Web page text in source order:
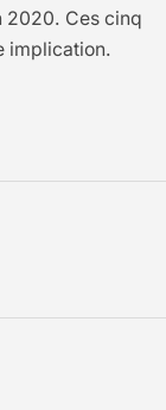
2020. Ces cinq
implication.